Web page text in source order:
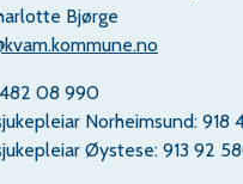
Bjørge
08 990
Norheimsund: 918
Øystese: 913 92